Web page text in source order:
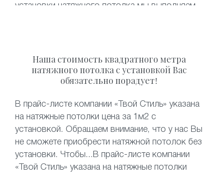
установки натяжного потолка мы выполняем
Наша стоимость квадратного метра
натяжного потолка с установкой Вас
обязательно порадует!
В прайс-листе компании «Твой Стиль» указана
на натяжные потолки цена за 1м2 с
установкой. Обращаем внимание, что у нас Вы
не сможете приобрести натяжной потолок без
установки. Чтобы...В прайс-листе компании
«Твой Стиль» указана на натяжные потолки